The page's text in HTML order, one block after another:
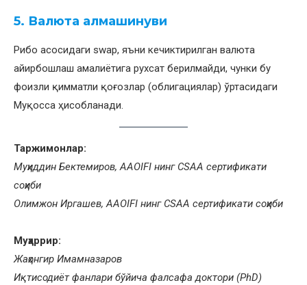
5. Валюта алмашинуви
Рибо асосидаги swap, яъни кечиктирилган валюта
айирбошлаш амалиётига рухсат берилмайди, чунки бу
фоизли қимматли қоғозлар (облигациялар) ўртасидаги
Муқосса ҳисобланади.
Таржимонлар:
Муҳиддин Бектемиров, AAOIFI нинг CSAA сертификати
соҳиби
Олимжон Иргашев, AAOIFI нинг CSAA сертификати соҳиби
Муҳаррир:
Жаҳонгир Имамназаров
Иқтисодиёт фанлари бўйича фалсафа доктори (PhD)